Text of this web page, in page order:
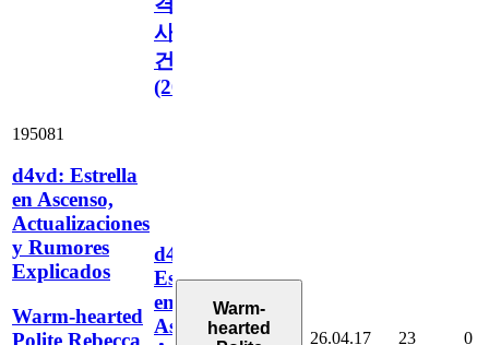
사
건
(2026)
195081
d4vd: Estrella
en Ascenso,
Actualizaciones
y Rumores
Explicados
Warm-hearted
Polite Rebecca
d4vd:
Estrella
en
Ascenso,
Warm-
hearted
26.04.17 23 0